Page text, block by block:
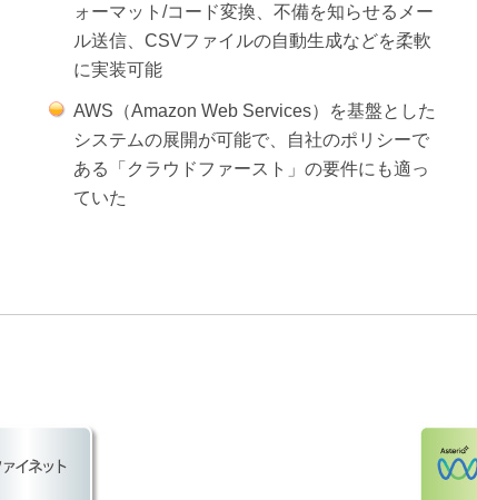
ォーマット/コード変換、不備を知らせるメー
ル送信、CSVファイルの自動生成などを柔軟
に実装可能
AWS（Amazon Web Services）を基盤とした
システムの展開が可能で、自社のポリシーで
ある「クラウドファースト」の要件にも適っ
ていた